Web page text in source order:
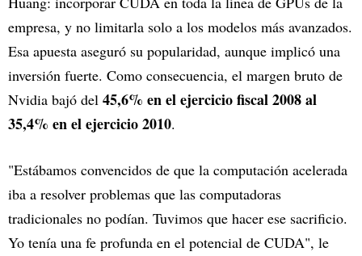
empresa, y no limitarla solo a los modelos más avanzados.
Esa apuesta aseguró su popularidad, aunque implicó una
inversión fuerte. Como consecuencia, el margen bruto de
Nvidia bajó del 45,6% en el ejercicio fiscal 2008 al
35,4% en el ejercicio 2010.
"Estábamos convencidos de que la computación acelerada
iba a resolver problemas que las computadoras
tradicionales no podían. Tuvimos que hacer ese sacrificio.
Yo tenía una fe profunda en el potencial de CUDA", le